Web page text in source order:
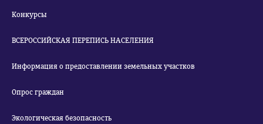
Конкурсы
ВСЕРОССИЙСКАЯ ПЕРЕПИСЬ НАСЕЛЕНИЯ
Информация о предоставлении земельных участков
Опрос граждан
Экологическая безопасность